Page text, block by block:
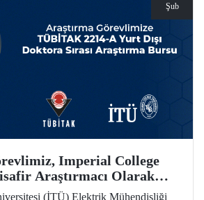
Şub
Imperial College
Araştırmacı Olarak
(İTÜ) Elektrik Mühendisliği